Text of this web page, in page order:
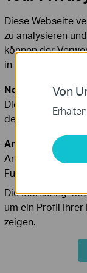
Von
Diese Webseite
zu analysieren
können der
in unseren
Notwendige
Diese Cookies
deaktiviert
Analyse- und
Analyse-Cookies
Funktionsweise
Die Marketing-
um ein Profil Ihrer
zeigen.